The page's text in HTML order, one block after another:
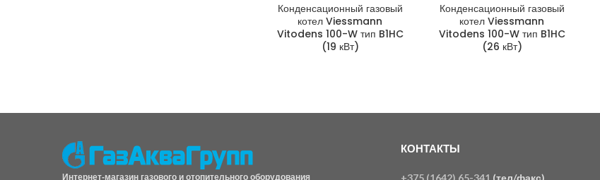
Конденсационный газовый
котел Viessmann
Vitodens 100-W тип B1HC
(19 кВт)
Конденсационный газовый
котел Viessmann
Vitodens 100-W тип B1HC
(26 кВт)
Интернет-магазин газового и отопительного оборудования
КОНТАКТЫ
+375 (1642) 65-341 (тел/факс)